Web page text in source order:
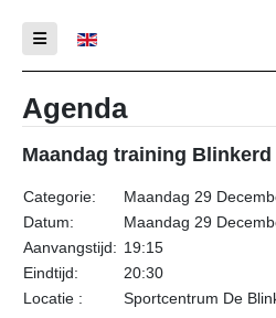
Selecteer de taal
Agenda
Maandag training Blinkerd
Categorie:
Maandag 29
Datum:
Maandag 29
Aanvangstijd: 19:15
Eindtijd:
20:30
Locatie :
Sportcentrum De